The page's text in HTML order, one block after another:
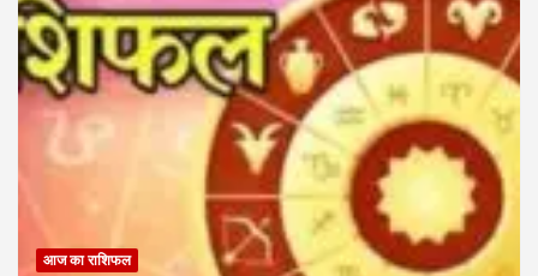
आज का राशिफल